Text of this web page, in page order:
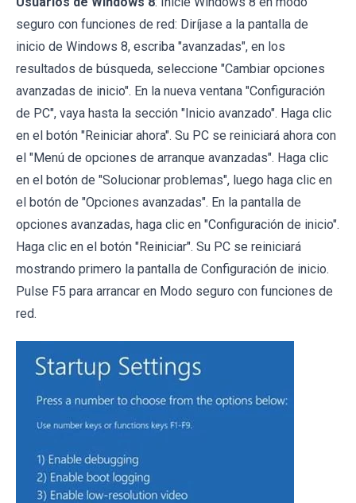
seguro con funciones de red: Diríjase a la pantalla de
inicio de Windows 8, escriba "avanzadas", en los
resultados de búsqueda, seleccione "Cambiar opciones
avanzadas de inicio". En la nueva ventana "Configuración
de PC", vaya hasta la sección "Inicio avanzado". Haga clic
en el botón "Reiniciar ahora". Su PC se reiniciará ahora con
el "Menú de opciones de arranque avanzadas". Haga clic
en el botón de "Solucionar problemas", luego haga clic en
el botón de "Opciones avanzadas". En la pantalla de
opciones avanzadas, haga clic en "Configuración de inicio".
Haga clic en el botón "Reiniciar". Su PC se reiniciará
mostrando primero la pantalla de Configuración de inicio.
Pulse F5 para arrancar en Modo seguro con funciones de
red.